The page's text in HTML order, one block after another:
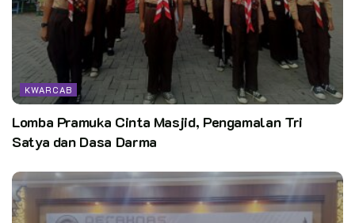
KWARCAB
Lomba Pramuka Cinta Masjid, Pengamalan Tri
Satya dan Dasa Darma